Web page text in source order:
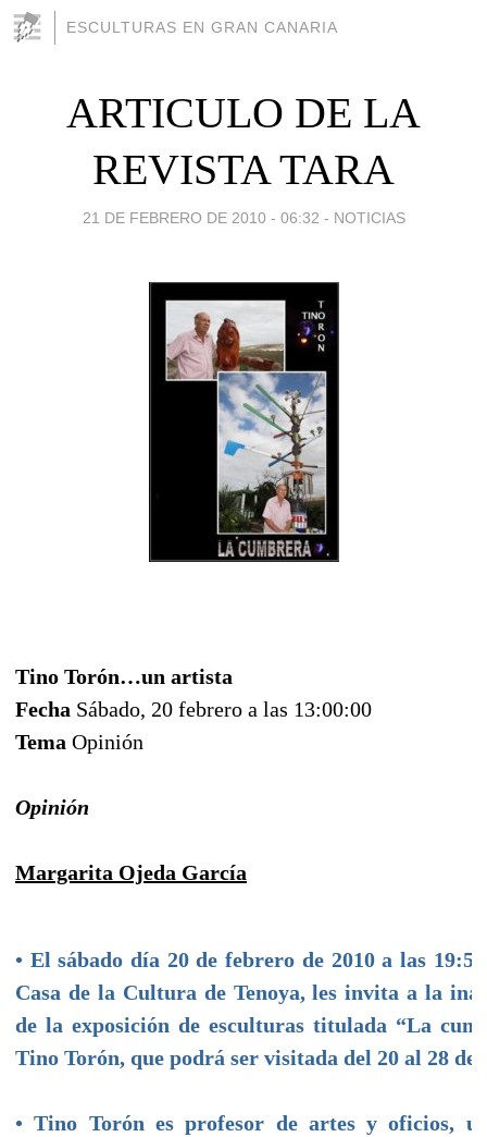
ESCULTURAS EN GRAN CANARIA
ARTICULO DE LA
REVISTA TARA
21 DE FEBRERO DE 2010 - 06:32 - NOTICIAS
Tino Torón…un artista
Fecha Sábado, 20 febrero a las 13:00:00
Tema Opinión
Opinión
Margarita Ojeda García
• El sábado día 20 de febrero de 2010 a las
Casa de la Cultura de Tenoya, les invita a la
de la exposición de esculturas titulada “La
Tino Torón, que podrá ser visitada del 20 al 28 de
• Tino Torón es profesor de artes y oficios,